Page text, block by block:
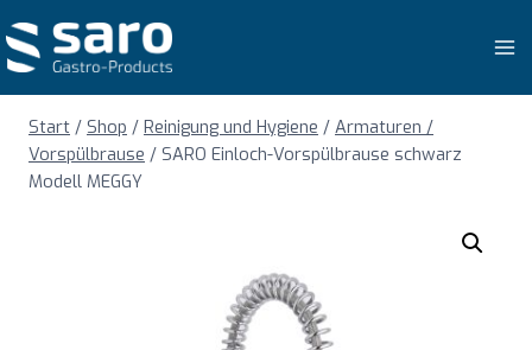
Inhalt
springen
Start / Shop / Reinigung und Hygiene / Armaturen /
Vorspülbrause / SARO Einloch-Vorspülbrause schwarz
Modell MEGGY